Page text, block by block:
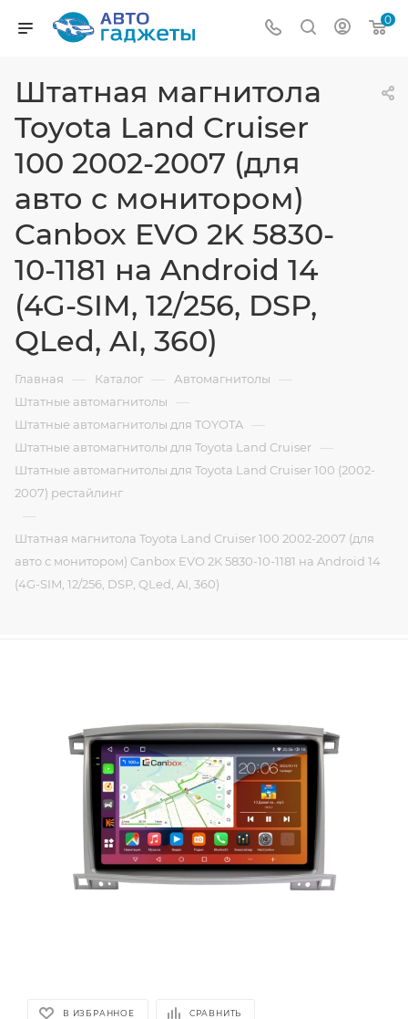
0
Штатная магнитола
Toyota Land Cruiser
100 2002-2007 (для
авто с монитором)
Canbox EVO 2K 5830-
10-1181 на Android 14
(4G-SIM, 12/256, DSP,
QLed, AI, 360)
Главная — Каталог — Автомагнитолы —
Штатные автомагнитолы —
Штатные автомагнитолы для TOYOTA —
Штатные автомагнитолы для Toyota Land Cruiser —
Штатные автомагнитолы для Toyota Land Cruiser 100 (2002-
2007) рестайлинг
—
Штатная магнитола Toyota Land Cruiser 100 2002-2007 (для
авто с монитором) Canbox EVO 2K 5830-10-1181 на Android 14
(4G-SIM, 12/256, DSP, QLed, AI, 360)
В ИЗБРАННОЕ СРАВНИТЬ